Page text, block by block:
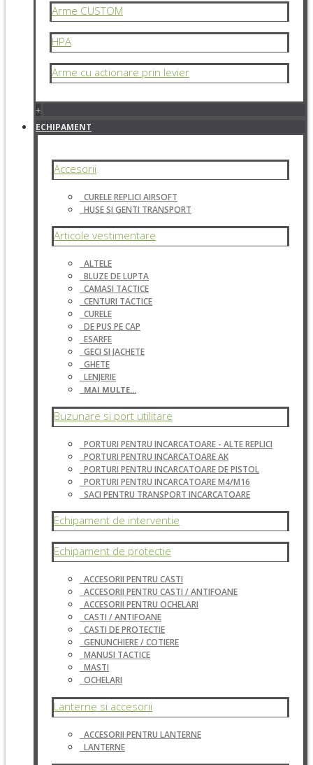
Arme CUSTOM
HPA
Arme cu actionare prin levier
+
ECHIPAMENT
Accesorii
CURELE REPLICI AIRSOFT
HUSE SI GENTI TRANSPORT
Articole vestimentare
ALTELE
BLUZE DE LUPTA
CAMASI TACTICE
CENTURI TACTICE
CURELE
DE PUS PE CAP
ESARFE
GECI SI JACHETE
GHETE
LENJERIE
MAI MULTE...
Buzunare si port utilitare
PORTURI PENTRU INCARCATOARE - ALTE REPLICI
PORTURI PENTRU INCARCATOARE AK
PORTURI PENTRU INCARCATOARE DE PISTOL
PORTURI PENTRU INCARCATOARE M4/M16
SACI PENTRU TRANSPORT INCARCATOARE
Echipament de interventie
Echipament de protectie
ACCESORII PENTRU CASTI
ACCESORII PENTRU CASTI / ANTIFOANE
ACCESORII PENTRU OCHELARI
CASTI / ANTIFOANE
CASTI DE PROTECTIE
GENUNCHIERE / COTIERE
MANUSI TACTICE
MASTI
OCHELARI
Lanterne si accesorii
ACCESORII PENTRU LANTERNE
LANTERNE